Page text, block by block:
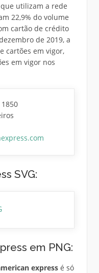
utilizam a rede
22,9% do volume
cartão de crédito
de 2019, a
cartões em vigor,
em vigor nos
SVG:
em PNG:
expressé só